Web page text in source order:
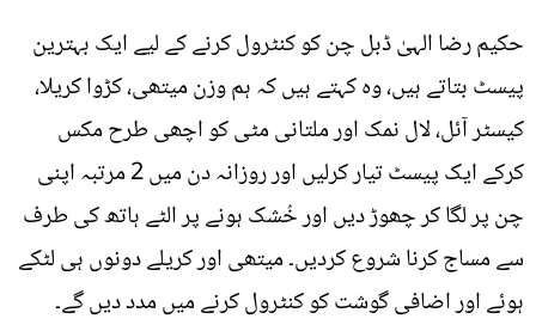
حکیم رضا الہیٰ ڈبل چن کو کنٹرول کرنے کے لیے ایک بہترین
پیسٹ بتاتے ہیں، وہ کہتے ہیں کہ ہم وزن میتھی، کڑوا کریلا،
کیسٹر آئل، لال نمک اور ملتانی مٹی کو اچھی طرح مکس
کرکے ایک پیسٹ تیار کرلیں اور روزانہ دن میں 2 مرتبہ اپنی
چن پر لگا کر چھوڑ دیں اور خُشک ہونے پر الٹے ہاتھ کی طرف
سے مساج کرنا شروع کردیں۔ میتھی اور کریلے دونوں ہی لٹکے
ہوئے اور اضافی گوشت کو کنٹرول کرنے میں مدد دیں گے۔